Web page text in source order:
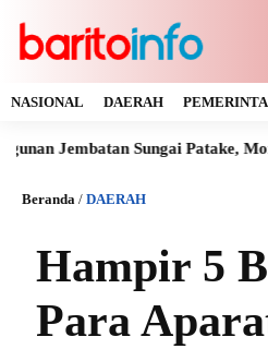
NASIONAL DAERAH
Sungai Patake, Montallat
Beranda / DAERAH
Hampir 5
Para